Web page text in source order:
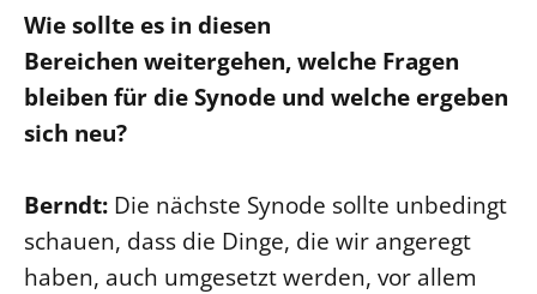
Wie sollte es in diesen
Bereichen weitergehen, welche Fragen
bleiben für die Synode und welche ergeben
sich neu?
Berndt: Die nächste Synode sollte unbedingt
schauen, dass die Dinge, die wir angeregt
haben, auch umgesetzt werden, vor allem